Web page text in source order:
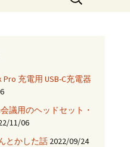
索:
充電用 USB-C充電器
議用のヘッドセット・
11/06
とかした話 2022/09/24